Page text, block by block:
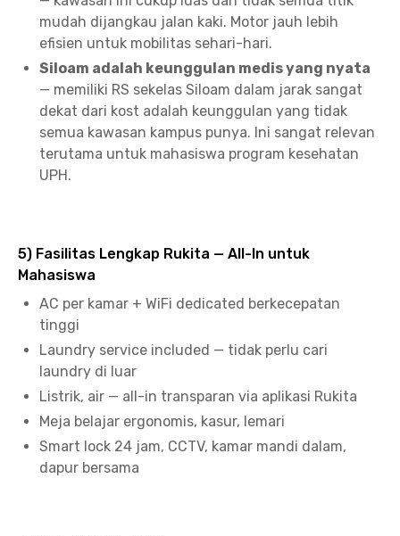
mudah dijangkau jalan kaki. Motor jauh lebih
efisien untuk mobilitas sehari-hari.
Siloam adalah keunggulan medis yang nyata
— memiliki RS sekelas Siloam dalam jarak sangat
dekat dari kost adalah keunggulan yang tidak
semua kawasan kampus punya. Ini sangat relevan
terutama untuk mahasiswa program kesehatan
UPH.
5) Fasilitas Lengkap Rukita — All-In untuk
Mahasiswa
AC per kamar + WiFi dedicated berkecepatan
tinggi
Laundry service included — tidak perlu cari
laundry di luar
Listrik, air — all-in transparan via aplikasi Rukita
Meja belajar ergonomis, kasur, lemari
Smart lock 24 jam, CCTV, kamar mandi dalam,
dapur bersama